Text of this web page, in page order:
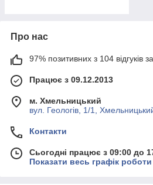
Про нас
97% позитивних з 104 відгуків
Працює з 09.12.2013
м. Хмельницький
вул. Геологів, 1/1,
Контакти
Сьогодні працює з 09:00 до
Показати весь графік роботи